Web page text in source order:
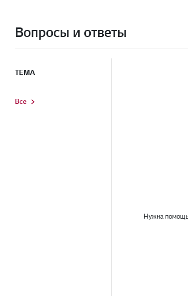
Вопросы и ответы
ТЕМА
Все
Нужна